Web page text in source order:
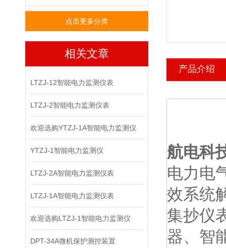
点击更多分类
相关文章
LTZJ-12智能电力监测仪表
LTZJ-2智能电力监测仪表
欢迎选购YTZJ-1A智能电力监测仪
YTZJ-1智能电力监测仪
LTZJ-2A智能电力监测仪表
LTZJ-1A智能电力监测仪表
欢迎选购LTZJ-1智能电力监测仪
DPT-34A微机保护测控装置
产品介绍
航电科
电力电
效系统
集抄仪
器、智